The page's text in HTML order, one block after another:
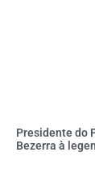
Presidente do
Bezerra à